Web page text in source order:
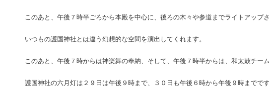
このあと、午後７時半ごろから本殿を中心に、後ろの木々や参道までライトアップさ
いつもの護国神社とは違う幻想的な空間を演出してくれます。
このあと、午後７時からは神楽舞の奉納、そして、午後７時半からは、和太鼓チー
護国神社の六月灯は２９日は午後９時まで、３０日も午後６時から午後９時までです